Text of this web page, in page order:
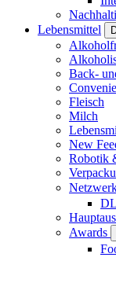
Lebensmittel
Back-
Fleisch
Milch
New
Robotik
Awards